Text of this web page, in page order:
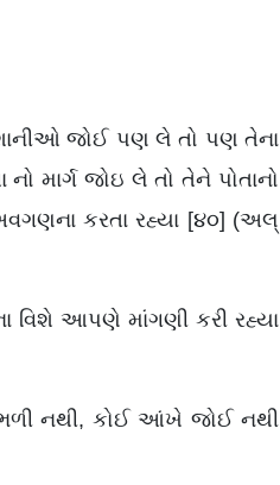
જોઈ પણ લે તો પણ તેના
માર્ગ જોઇ લે તો તેને પોતાનો
કરતા રહ્યા [૪૦] (અલ્
વિશે આપણે માંગણી કરી રહ્યા
નથી, કોઈ આંખે જોઈ નથી